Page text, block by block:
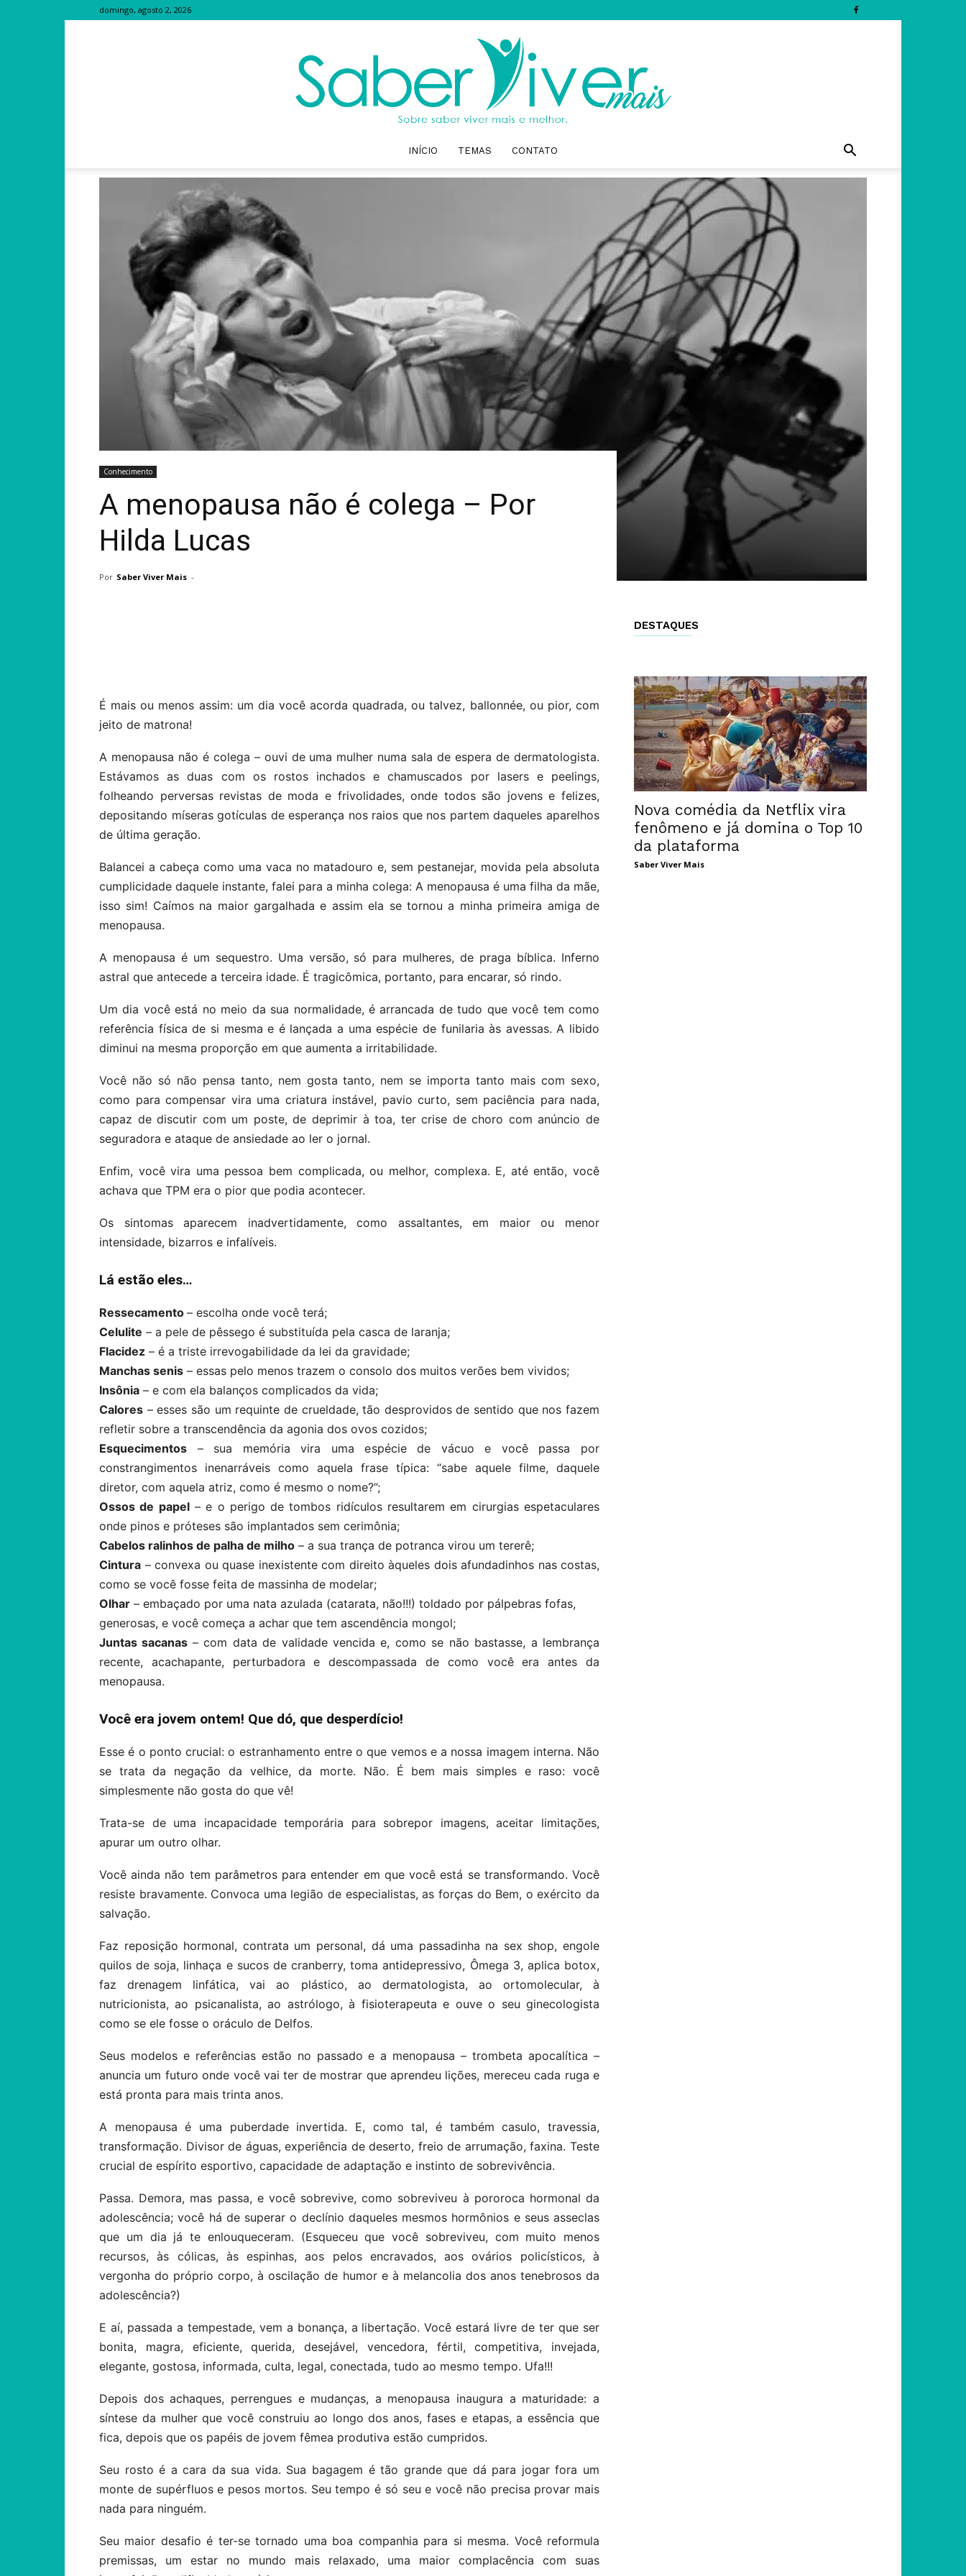
domingo, agosto 2, 2026
Saber
INÍCIO TEMAS CONTATO
Conhecimento
A menopausa não é colega – Por
Hilda Lucas
Por Saber Viver Mais -
É mais ou menos assim: um dia você acorda quadrada, ou talvez, ballonnée, ou pior, com
jeito de matrona!
A menopausa não é colega – ouvi de uma mulher numa sala de espera de dermatologista.
Estávamos as duas com os rostos inchados e chamuscados por lasers e peelings,
folheando perversas revistas de moda e frivolidades, onde todos são jovens e felizes,
depositando míseras gotículas de esperança nos raios que nos partem daqueles aparelhos
de última geração.
Balancei a cabeça como uma vaca no matadouro e, sem pestanejar, movida pela absoluta
cumplicidade daquele instante, falei para a minha colega: A menopausa é uma filha da mãe,
isso sim! Caímos na maior gargalhada e assim ela se tornou a minha primeira amiga de
menopausa.
A menopausa é um sequestro. Uma versão, só para mulheres, de praga bíblica. Inferno
astral que antecede a terceira idade. É tragicômica, portanto, para encarar, só rindo.
Um dia você está no meio da sua normalidade, é arrancada de tudo que você tem como
referência física de si mesma e é lançada a uma espécie de funilaria às avessas. A libido
diminui na mesma proporção em que aumenta a irritabilidade.
Você não só não pensa tanto, nem gosta tanto, nem se importa tanto mais com sexo,
como para compensar vira uma criatura instável, pavio curto, sem paciência para nada,
capaz de discutir com um poste, de deprimir à toa, ter crise de choro com anúncio de
seguradora e ataque de ansiedade ao ler o jornal.
Enfim, você vira uma pessoa bem complicada, ou melhor, complexa. E, até então, você
achava que TPM era o pior que podia acontecer.
Os sintomas aparecem inadvertidamente, como assaltantes, em maior ou menor
intensidade, bizarros e infalíveis.
Lá estão eles…
Ressecamento – escolha onde você terá;
Celulite – a pele de pêssego é substituída pela casca de laranja;
Flacidez – é a triste irrevogabilidade da lei da gravidade;
Manchas senis – essas pelo menos trazem o consolo dos muitos verões bem vividos;
Insônia – e com ela balanços complicados da vida;
Calores – esses são um requinte de crueldade, tão desprovidos de sentido que nos fazem
refletir sobre a transcendência da agonia dos ovos cozidos;
Esquecimentos – sua memória vira uma espécie de vácuo e você passa por
constrangimentos inenarráveis como aquela frase típica: “sabe aquele filme, daquele
diretor, com aquela atriz, como é mesmo o nome?”;
Ossos de papel– e o perigo de tombos ridículos resultarem em cirurgias espetaculares
onde pinos e próteses são implantados sem cerimônia;
Cabelos ralinhos de palha de milho – a sua trança de potranca virou um tererê;
Cintura – convexa ou quase inexistente com direito àqueles dois afundadinhos nas costas,
como se você fosse feita de massinha de modelar;
Olhar – embaçado por uma nata azulada (catarata, não!!!) toldado por pálpebras fofas,
generosas, e você começa a achar que tem ascendência mongol;
Juntas sacanas – com data de validade vencida e, como se não bastasse, a lembrança
recente, acachapante, perturbadora e descompassada de como você era antes da
menopausa.
Você era jovem ontem! Que dó, que desperdício!
Esse é o ponto crucial: o estranhamento entre o que vemos e a nossa imagem interna. Não
se trata da negação da velhice, da morte. Não. É bem mais simples e raso: você
simplesmente não gosta do que vê!
Trata-se de uma incapacidade temporária para sobrepor imagens, aceitar limitações,
apurar um outro olhar.
Você ainda não tem parâmetros para entender em que você está se transformando. Você
resiste bravamente. Convoca uma legião de especialistas, as forças do Bem, o exército da
salvação.
Faz reposição hormonal, contrata um personal, dá uma passadinha na sex shop, engole
quilos de soja, linhaça e sucos de cranberry, toma antidepressivo, Ômega 3, aplica botox,
faz drenagem linfática, vai ao plástico, ao dermatologista, ao ortomolecular, à
nutricionista, ao psicanalista, ao astrólogo, à fisioterapeuta e ouve o seu ginecologista
como se ele fosse o oráculo de Delfos.
Seus modelos e referências estão no passado e a menopausa – trombeta apocalítica –
anuncia um futuro onde você vai ter de mostrar que aprendeu lições, mereceu cada ruga e
está pronta para mais trinta anos.
A menopausa é uma puberdade invertida. E, como tal, é também casulo, travessia,
transformação. Divisor de águas, experiência de deserto, freio de arrumação, faxina. Teste
crucial de espírito esportivo, capacidade de adaptação e instinto de sobrevivência.
Passa. Demora, mas passa, e você sobrevive, como sobreviveu à pororoca hormonal da
adolescência; você há de superar o declínio daqueles mesmos hormônios e seus asseclas
que um dia já te enlouqueceram. (Esqueceu que você sobreviveu, com muito menos
recursos, às cólicas, às espinhas, aos pelos encravados, aos ovários policísticos, à
vergonha do próprio corpo, à oscilação de humor e à melancolia dos anos tenebrosos da
adolescência?)
E aí, passada a tempestade, vem a bonança, a libertação. Você estará livre de ter que ser
bonita, magra, eficiente, querida, desejável, vencedora, fértil, competitiva, invejada,
elegante, gostosa, informada, culta, legal, conectada, tudo ao mesmo tempo. Ufa!!!
Depois dos achaques, perrengues e mudanças, a menopausa inaugura a maturidade: a
síntese da mulher que você construiu ao longo dos anos, fases e etapas, a essência que
fica, depois que os papéis de jovem fêmea produtiva estão cumpridos.
Seu rosto é a cara da sua vida. Sua bagagem é tão grande que dá para jogar fora um
monte de supérfluos e pesos mortos. Seu tempo é só seu e você não precisa provar mais
nada para ninguém.
Seu maior desafio é ter-se tornado uma boa companhia para si mesma. Você reformula
premissas, um estar no mundo mais relaxado, uma maior complacência com suas
DESTAQUES
Nova comédia da Netflix vira
fenômeno e já domina o Top 10
da plataforma
Saber Viver Mais